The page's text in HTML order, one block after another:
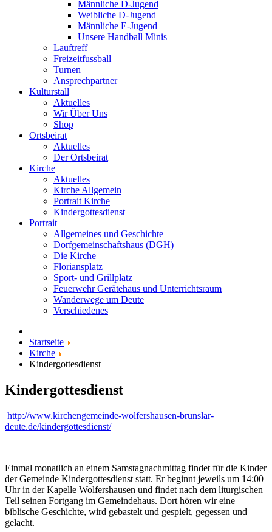
Männliche D-Jugend
Weibliche D-Jugend
Männliche E-Jugend
Unsere Handball Minis
Lauftreff
Freizeitfussball
Turnen
Ansprechpartner
Kulturstall
Aktuelles
Wir Über Uns
Shop
Ortsbeirat
Aktuelles
Der Ortsbeirat
Kirche
Aktuelles
Kirche Allgemein
Portrait Kirche
Kindergottesdienst
Portrait
Allgemeines und Geschichte
Dorfgemeinschaftshaus (DGH)
Die Kirche
Floriansplatz
Sport- und Grillplatz
Feuerwehr Gerätehaus und Unterrichtsraum
Wanderwege um Deute
Verschiedenes
Startseite
Kirche
Kindergottesdienst
Kindergottesdienst
http://www.kirchengemeinde-wolfershausen-brunslar-
deute.de/kindergottesdienst/
Einmal monatlich an einem Samstagnachmittag findet für die Kinder
der Gemeinde Kindergottesdienst statt. Er beginnt jeweils um 14:00
Uhr in der Kapelle Wolfershausen und findet nach dem liturgischen
Teil seinen Fortgang im Gemeindehaus. Dort hören wir eine
biblische Geschichte, wird gebastelt und gespielt, gegessen und
gelacht.